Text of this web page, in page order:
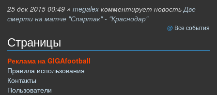
25 дек 2015 00:49 » megalex комментирует новостьДве
смерти на матче "Спартак" - "Краснодар"
Все события
Страницы
Реклама на GIGAfootball
Правила использования
Контакты
Пользователи